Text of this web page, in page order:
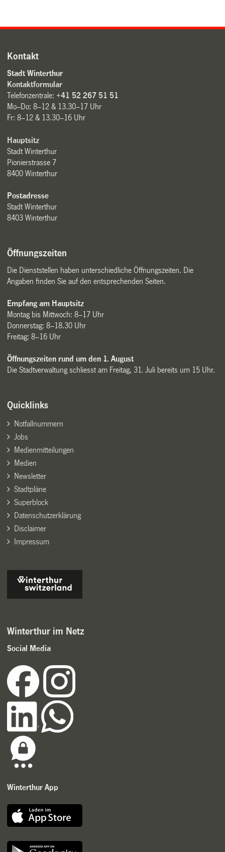
Kontakt
Stadt Winterthur
Kontaktformular
Telefonzentrale:+41 52 267 51 51
Mo–Do: 8–12 & 13.30–17 Uhr
Fr: 8–12 & 13.30–16 Uhr
Hauptsitz
Stadt Winterthur
Pionierstrasse 7
8400 Winterthur
Postadresse
Stadt Winterthur
8403 Winterthur
Öffnungszeiten
Die Dienststellen haben unterschiedliche Öffnungszeiten. Die
Angaben finden Sie auf den entsprechenden Seiten.
Empfang am Hauptsitz
Montag bis Mittwoch: 8–17 Uhr
Donnerstag: 8–18.30 Uhr
Freitag: 8–16 Uhr
Öffnungszeiten rund um den 1. August
Die Stadtverwaltung schliesst am Freitag, 31. Juli bereits um 15 Uhr.
Quicklinks
Notfallnummern
Jobs
Medienmitteilungen
Medien
Newsletter
Stadtpläne
Superblock
Datenschutzerklärung
Disclaimer
Impressum
Winterthur im Netz
Social Media
Winterthur App